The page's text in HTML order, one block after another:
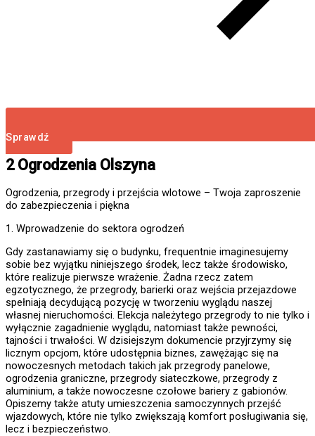
Sprawdź
2 Ogrodzenia Olszyna
Ogrodzenia, przegrody i przejścia wlotowe – Twoja zaproszenie
do zabezpieczenia i piękna
1. Wprowadzenie do sektora ogrodzeń
Gdy zastanawiamy się o budynku, frequentnie imaginesujemy
sobie bez wyjątku niniejszego środek, lecz także środowisko,
które realizuje pierwsze wrażenie. Żadna rzecz zatem
egzotycznego, że przegrody, barierki oraz wejścia przejazdowe
spełniają decydującą pozycję w tworzeniu wyglądu naszej
własnej nieruchomości. Elekcja należytego przegrody to nie tylko i
wyłącznie zagadnienie wyglądu, natomiast także pewności,
tajności i trwałości. W dzisiejszym dokumencie przyjrzymy się
licznym opcjom, które udostępnia biznes, zawężając się na
nowoczesnych metodach takich jak przegrody panelowe,
ogrodzenia graniczne, przegrody siateczkowe, przegrody z
aluminium, a także nowoczesne czołowe bariery z gabionów.
Opiszemy także atuty umieszczenia samoczynnych przejść
wjazdowych, które nie tylko zwiększają komfort posługiwania się,
lecz i bezpieczeństwo.